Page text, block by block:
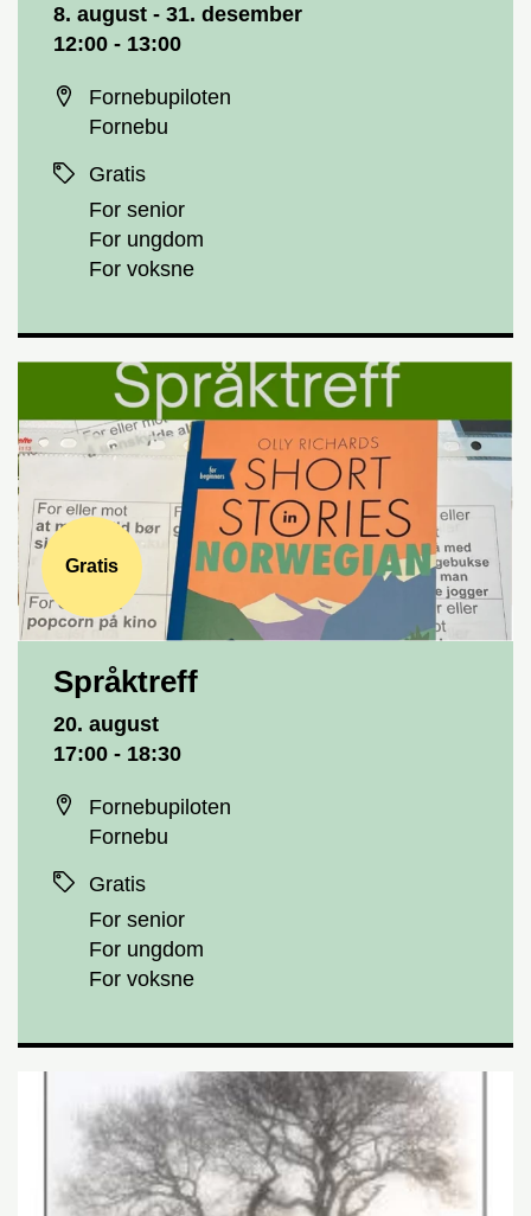
8. august - 31. desember
12:00 - 13:00
Fornebupiloten
Fornebu
Gratis
For senior
For ungdom
For voksne
Gratis
Språktreff
20. august
17:00 - 18:30
Fornebupiloten
Fornebu
Gratis
For senior
For ungdom
For voksne